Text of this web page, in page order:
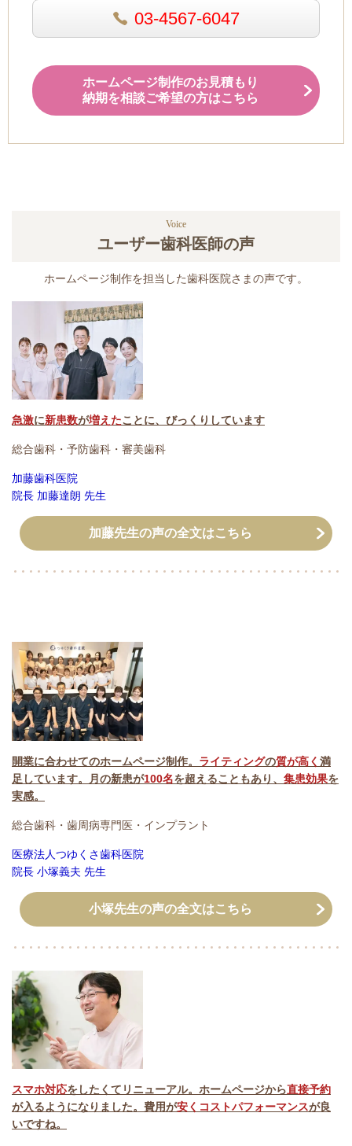
03-4567-6047
ホームページ制作のお見積もり
納期を相談ご希望の方はこちら
Voice
ユーザー歯科医師の声
ホームページ制作を担当した歯科医院さまの声です。
急激に新患数が増えたことに、びっくりしています
総合歯科・予防歯科・審美歯科
加藤歯科医院
院長 加藤達朗 先生
加藤先生の声の全文はこちら
開業に合わせてのホームページ制作。 ライティングの質が高く 満
足しています。月の新患が100名を超えることもあり、 集患効果を
実感。
総合歯科・歯周病専門医・インプラント
医療法人つゆくさ歯科医院
院長 小塚義夫 先生
小塚先生の声の全文はこちら
スマホ対応をしたくてリニューアル。ホームページから直接予約
が入るようになりました。費用が安くコストパフォーマンスが良
いですね。